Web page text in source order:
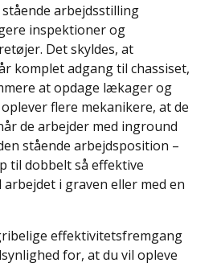
arbejdsstilling
inspektioner og
Det skyldes, at
komplet adgang til chassiset,
at opdage lækager og
flere mekanikere, at de
de arbejder med inground
stående arbejdsposition –
til dobbelt så effektive
i graven eller med en
effektivitetsfremgang
for, at du vil opleve